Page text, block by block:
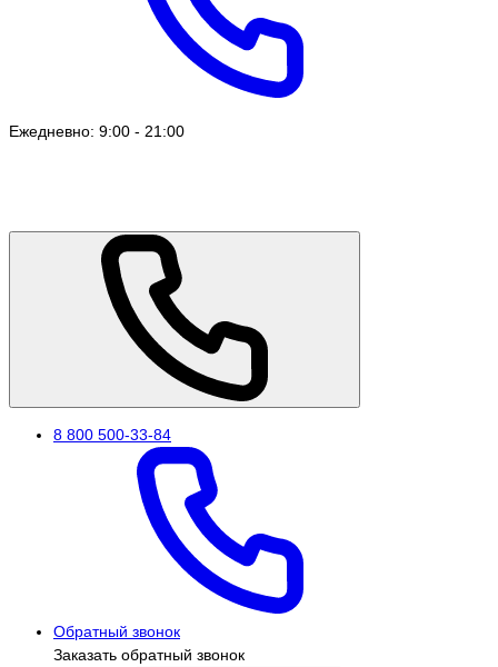
Ежедневно: 9:00 - 21:00
8 800 500-33-84
Обратный звонок
Заказать обратный звонок